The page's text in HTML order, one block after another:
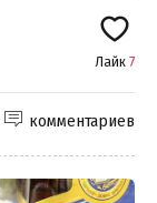
Лайк 7
комментариев